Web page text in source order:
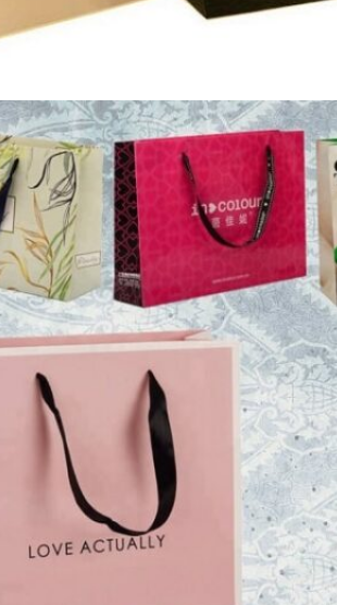
Mobile
mềm mềm Marketing dành cho điện
tự động quy trình đóng gói hàng hoá
Tiktokshop